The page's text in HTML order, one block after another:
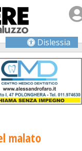
Dislessia
malato